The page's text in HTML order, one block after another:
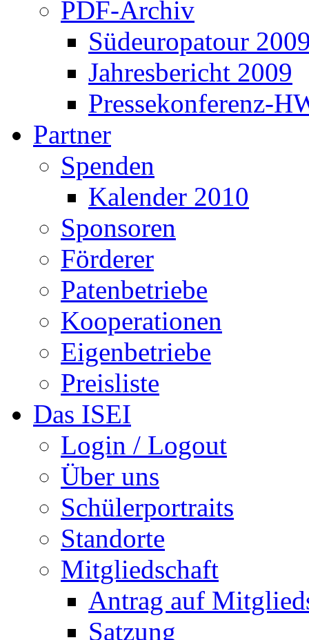
PDF-Archiv
Südeuropatour
Jahresbericht 2009
Pressekonferenz-
Partner
Spenden
Kalender 2010
Sponsoren
Förderer
Patenbetriebe
Kooperationen
Eigenbetriebe
Preisliste
Das ISEI
Login / Logout
Über uns
Schülerportraits
Standorte
Mitgliedschaft
Antrag auf
Satzung